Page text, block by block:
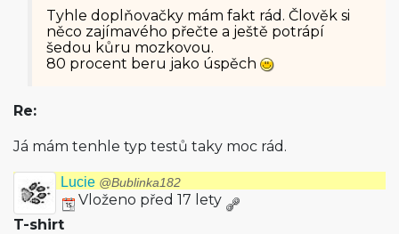
Tyhle doplňovačky mám fakt rád. Člověk si
něco zajímavého přečte a ještě potrápí
šedou kůru mozkovou.
80 procent beru jako úspěch
Re:
Já mám tenhle typ testů taky moc rád.
Lucie @Bublinka182
Vloženo před 17 lety
T-shirt